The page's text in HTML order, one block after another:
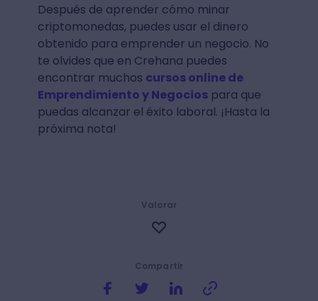
Después de aprender cómo minar
criptomonedas, puedes usar el dinero
obtenido para emprender un negocio. No
te olvides que en Crehana puedes
encontrar muchos cursos online de
Emprendimiento y Negociospara que
puedas alcanzar el éxito laboral. ¡Hasta la
próxima nota!
Compartir
Valorar